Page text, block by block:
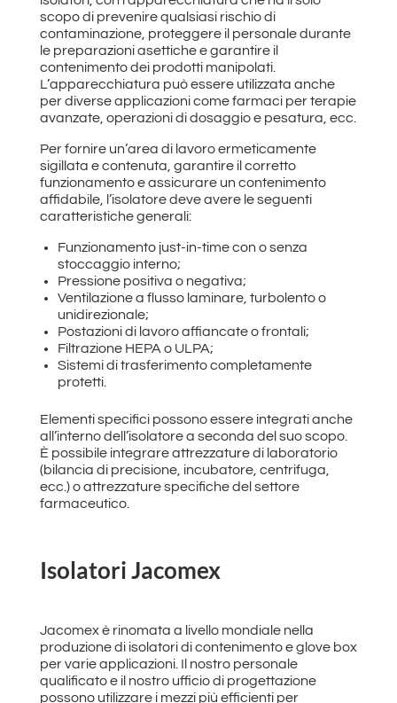
scopo di prevenire qualsiasi rischio di
contaminazione, proteggere il personale durante
le preparazioni asettiche e garantire il
contenimento dei prodotti manipolati.
L’apparecchiatura può essere utilizzata anche
per diverse applicazioni come farmaci per terapie
avanzate, operazioni di dosaggio e pesatura, ecc.
Per fornire un’area di lavoro ermeticamente
sigillata e contenuta, garantire il corretto
funzionamento e assicurare un contenimento
affidabile, l’isolatore deve avere le seguenti
caratteristiche generali:
Funzionamento just-in-time con o senza
stoccaggio interno;
Pressione positiva o negativa;
Ventilazione a flusso laminare, turbolento o
unidirezionale;
Postazioni di lavoro affiancate o frontali;
Filtrazione HEPA o ULPA;
Sistemi di trasferimento completamente
protetti.
Elementi specifici possono essere integrati anche
all’interno dell’isolatore a seconda del suo scopo.
È possibile integrare attrezzature di laboratorio
(bilancia di precisione, incubatore, centrifuga,
ecc.) o attrezzature specifiche del settore
farmaceutico.
Isolatori Jacomex
Jacomex è rinomata a livello mondiale nella
produzione di isolatori di contenimento e glove box
per varie applicazioni. Il nostro personale
qualificato e il nostro ufficio di progettazione
possono utilizzare i mezzi più efficienti per